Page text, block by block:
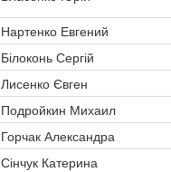
Нартенко Евгений
Білоконь Сергій
Лисенко Євген
Подройкин Михаил
Горчак Александра
Сінчук Катерина